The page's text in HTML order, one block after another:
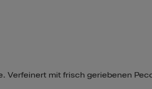
Verfeinert mit frisch geriebenen